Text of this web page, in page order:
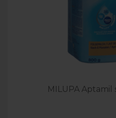
MILUPA Aptamil